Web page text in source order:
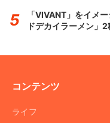
「VIVANT」をイメ
ドデカイラーメン」2
コンテンツ
ライフ